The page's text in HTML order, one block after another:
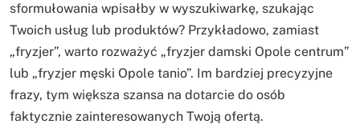
sformułowania wpisałby w wyszukiwarkę, szukając
Twoich usług lub produktów? Przykładowo, zamiast
„fryzjer”, warto rozważyć „fryzjer damski Opole centrum”
lub „fryzjer męski Opole tanio”. Im bardziej precyzyjne
frazy, tym większa szansa na dotarcie do osób
faktycznie zainteresowanych Twoją ofertą.